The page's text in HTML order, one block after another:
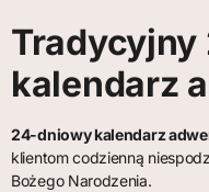
kalendarz
24-dniowy kalendarz
klientom codzienną
Bożego Narodzenia.